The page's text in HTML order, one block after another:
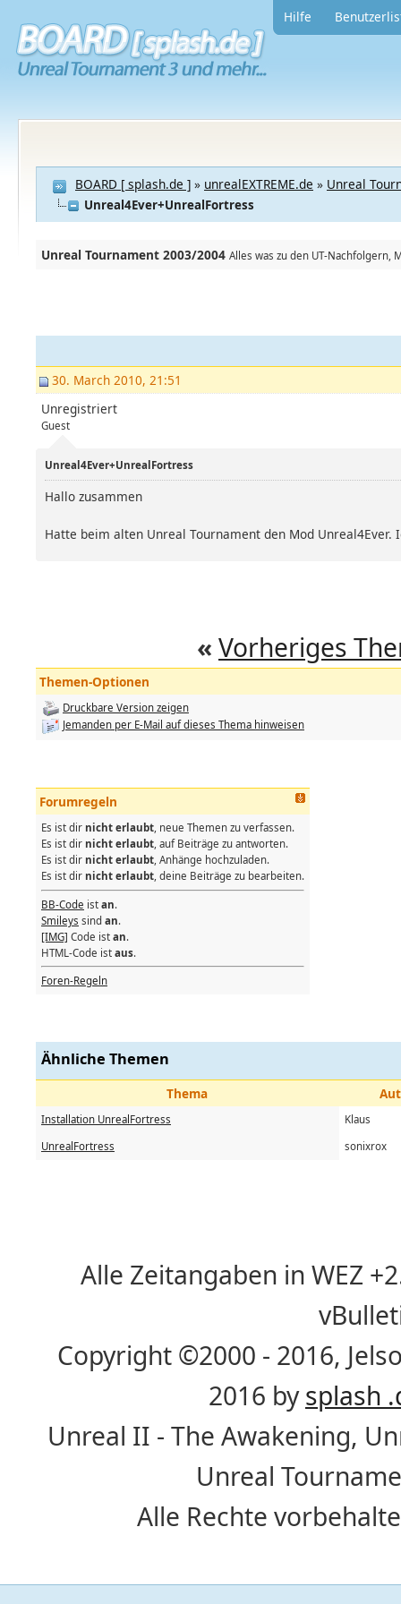
Hilfe
BOARD [ splash.de ] » unrealEXTREME.de » Unreal
Unreal4Ever+UnrealFortress
Unreal Tournament 2003/2004 Alles was zu den UT-Nachfolgern,
30. March 2010, 21:51
Unregistriert
Guest
Unreal4Ever+UnrealFortress
Hallo zusammen
Hatte beim alten Unreal Tournament den Mod
« Vorheriges
Themen-Optionen
Druckbare Version zeigen
Jemanden per E-Mail auf dieses Thema hinweisen
Forumregeln
Es ist dir nicht erlaubt, neue Themen zu verfassen.
Es ist dir nicht erlaubt, auf Beiträge zu antworten.
Es ist dir nicht erlaubt, Anhänge hochzuladen.
Es ist dir nicht erlaubt, deine Beiträge zu bearbeiten.
BB-Code ist an.
Smileys sind an.
[IMG] Code ist an.
HTML-Code ist aus.
Foren-Regeln
Ähnliche Themen
Thema
Installation UnrealFortress
Klaus
UnrealFortress
sonixrox
Alle Zeitangaben in WEZ
Copyright ©2000 - 2016,
2016 bysplash
Unreal II - The Awakening,
Unreal
Alle Rechte